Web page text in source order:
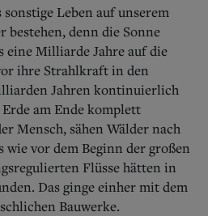
Leben auf unserem
bestehen, denn die Sonne
eine Milliarde Jahre auf die
ihre Strahlkraft in den
Jahren kontinuierlich
am Ende komplett
Mensch, sähen Wälder nach
wie vor dem Beginn der großen
Flüsse hätten in
Das ginge einher mit dem
Bauwerke.